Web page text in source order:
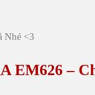
Nhé <3
EM626 –